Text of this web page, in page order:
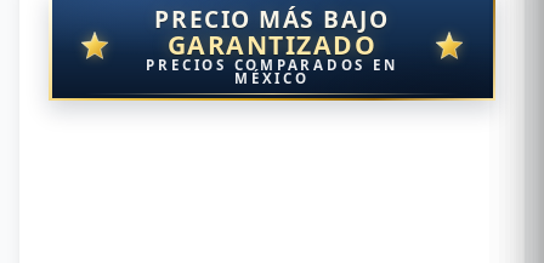
PRECIO MÁS BAJO
GARANTIZADO
PRECIOS COMPARADOS EN
MÉXICO